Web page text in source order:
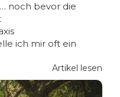
noch bevor die
ich mir oft ein
Artikel lesen